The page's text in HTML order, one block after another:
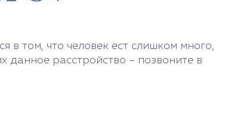
в том, что человек ест слишком много,
данное расстройство – позвоните в